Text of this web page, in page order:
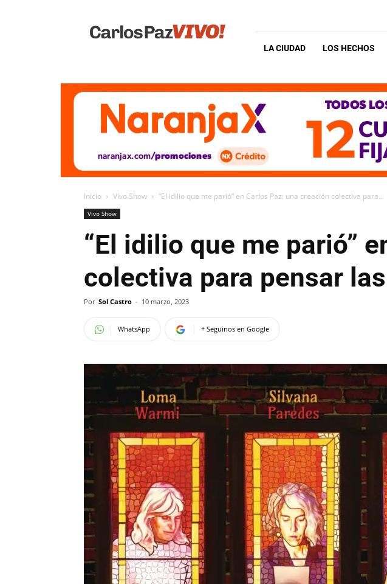
Vivo
LA CIUDAD LOS HECHOS
Inicio Vivo Show “El idilio que me parió” en Carlos Paz: una creación colectiva para...
Vivo Show
“El idilio que me parió”
colectiva para pensar
Por Sol Castro - 10 marzo, 2023
WhatsApp + Seguinos en Google